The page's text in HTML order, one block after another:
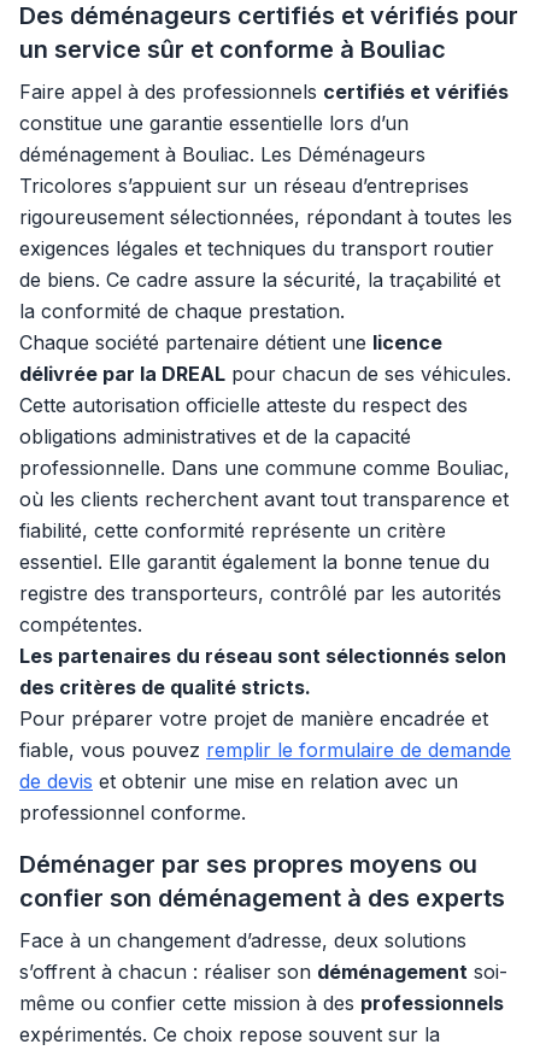
Des déménageurs certifiés et vérifiés pour
un service sûr et conforme à Bouliac
Faire appel à des professionnels certifiés et vérifiés
constitue une garantie essentielle lors d’un
déménagement à Bouliac. Les Déménageurs
Tricolores s’appuient sur un réseau d’entreprises
rigoureusement sélectionnées, répondant à toutes les
exigences légales et techniques du transport routier
de biens. Ce cadre assure la sécurité, la traçabilité et
la conformité de chaque prestation.
Chaque société partenaire détient une licence
délivrée par la DREAL pour chacun de ses véhicules.
Cette autorisation officielle atteste du respect des
obligations administratives et de la capacité
professionnelle. Dans une commune comme Bouliac,
où les clients recherchent avant tout transparence et
fiabilité, cette conformité représente un critère
essentiel. Elle garantit également la bonne tenue du
registre des transporteurs, contrôlé par les autorités
compétentes.
Les partenaires du réseau sont sélectionnés selon
des critères de qualité stricts.
Pour préparer votre projet de manière encadrée et
fiable, vous pouvez remplir le formulaire de demande
de devis et obtenir une mise en relation avec un
professionnel conforme.
Déménager par ses propres moyens ou
confier son déménagement à des experts
Face à un changement d’adresse, deux solutions
s’offrent à chacun : réaliser son déménagement soi-
même ou confier cette mission à des professionnels
expérimentés. Ce choix repose souvent sur la